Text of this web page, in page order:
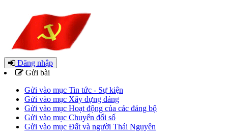
Đăng nhập
Gửi bài
Gửi vào mục Tin tức - Sự kiện
Gửi vào mục Xây dựng đảng
Gửi vào mục Hoạt động của các đảng bộ
Gửi vào mục Chuyển đổi số
Gửi vào mục Đất và người Thái Nguyên